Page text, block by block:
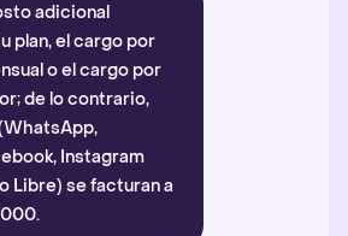
adicional
plan, el cargo por
o el cargo por
de lo contrario,
Instagram
Libre) se facturan a